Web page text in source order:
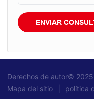
ENVIAR
Derechos de autor© 2025
Mapa del sitio
política